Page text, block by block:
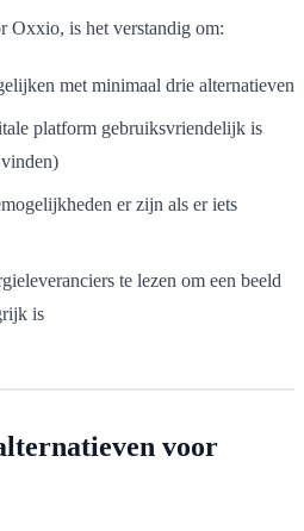
Oxxio, is het verstandig om:
met minimaal drie alternatieven
platform gebruiksvriendelijk is
er zijn als er iets
te lezen om een beeld
is
voor